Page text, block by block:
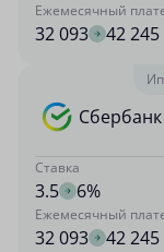
Ежемесячный
32 093 42 245
Сбербанк
Ставка
3.5 6%
Ежемесячный
32 093 42 245